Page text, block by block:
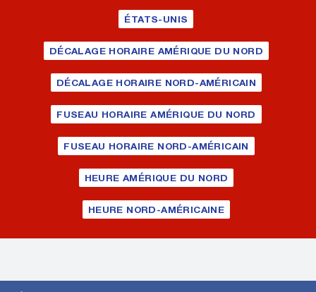
ÉTATS-UNIS
DÉCALAGE HORAIRE AMÉRIQUE DU NORD
DÉCALAGE HORAIRE NORD-AMÉRICAIN
FUSEAU HORAIRE AMÉRIQUE DU NORD
FUSEAU HORAIRE NORD-AMÉRICAIN
HEURE AMÉRIQUE DU NORD
HEURE NORD-AMÉRICAINE